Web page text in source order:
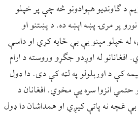
د ګاونډیو هېوادونو څه چې پر خپلو
پر مرۍ پښه اېښه ده. د پښتنو او
خپلو مېنو یې بې ځایه کړي او داسې
له اوږدو جګړو وروسته د ارام
کې د اوربلولو په لټه کې دی. دا ډول
حتمي انزوا سره یې مخوي. افغانان د
غچه نه پاتې کیږي او همداشان دا ډول